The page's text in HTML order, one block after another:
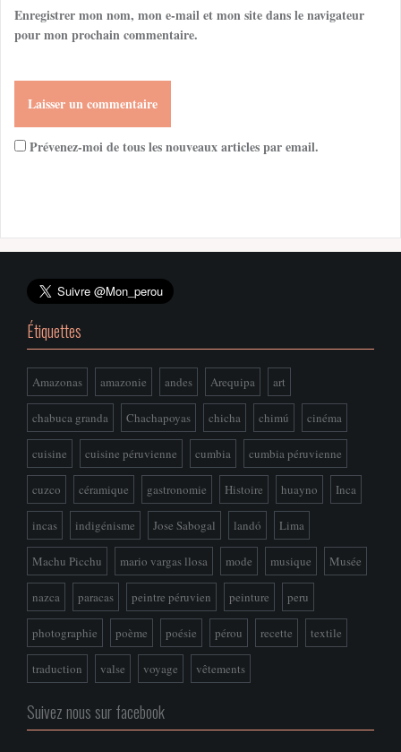
Enregistrer mon nom, mon e-mail et mon site dans le navigateur
pour mon prochain commentaire.
Prévenez-moi de tous les nouveaux articles par email.
Étiquettes
Amazonas amazonie andes Arequipa art
chabuca granda Chachapoyas chicha chimú cinéma
cuisine cuisine péruvienne cumbia cumbia péruvienne
cuzco céramique gastronomie Histoire huayno Inca
incas indigénisme Jose Sabogal landó Lima
Machu Picchu mario vargas llosa mode musique Musée
nazca paracas peintre péruvien peinture peru
photographie poème poésie pérou recette textile
traduction valse voyage vêtements
Suivez nous sur facebook